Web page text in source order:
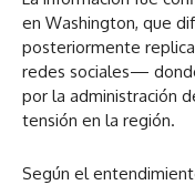
en Washington, que
posteriormente
redes sociales—
por la administración
tensión en la región.
Según el